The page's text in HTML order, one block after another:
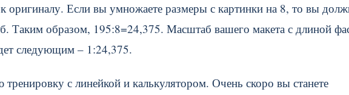
оригиналу. Если вы умножаете размеры с картинки на 8, то вы
Таким образом, 195:8=24,375. Масштаб вашего макета с длиной
следующим – 1:24,375.
тренировку с линейкой и калькулятором. Очень скоро вы станете